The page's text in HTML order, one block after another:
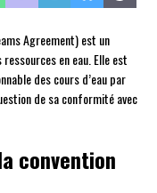
Agreement) est un
en eau. Elle est
des cours d’eau par
de sa conformité avec
convention